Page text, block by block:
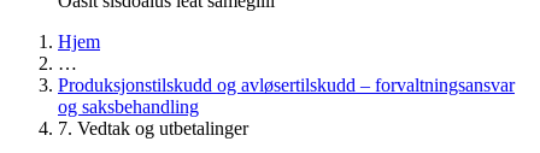
Hjem
…
Produksjonstilskudd og avløsertilskudd – forvaltningsansvar
og saksbehandling
7. Vedtak og utbetalinger